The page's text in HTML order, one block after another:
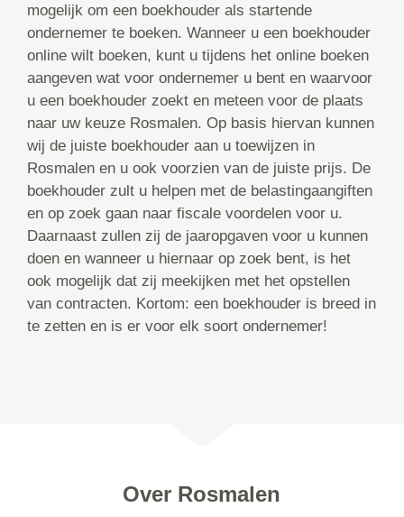
mogelijk om een boekhouder als startende
ondernemer te boeken. Wanneer u een boekhouder
online wilt boeken, kunt u tijdens het online boeken
aangeven wat voor ondernemer u bent en waarvoor
u een boekhouder zoekt en meteen voor de plaats
naar uw keuze Rosmalen. Op basis hiervan kunnen
wij de juiste boekhouder aan u toewijzen in
Rosmalen en u ook voorzien van de juiste prijs. De
boekhouder zult u helpen met de belastingaangiften
en op zoek gaan naar fiscale voordelen voor u.
Daarnaast zullen zij de jaaropgaven voor u kunnen
doen en wanneer u hiernaar op zoek bent, is het
ook mogelijk dat zij meekijken met het opstellen
van contracten. Kortom: een boekhouder is breed in
te zetten en is er voor elk soort ondernemer!
Over Rosmalen